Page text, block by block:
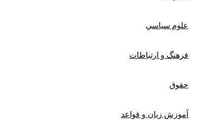
علوم سياسي
فرهنگ و ارتباطات
حقوق
آموزش زبان و قواعد